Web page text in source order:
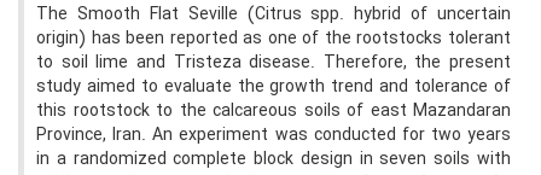
The Smooth Flat Seville (Citrus spp. hybrid of uncertain
origin) has been reported as one of the rootstocks tolerant
to soil lime and Tristeza disease. Therefore, the present
study aimed to evaluate the growth trend and tolerance of
this rootstock to the calcareous soils of east Mazandaran
Province, Iran. An experiment was conducted for two years
in a randomized complete block design in seven soils with